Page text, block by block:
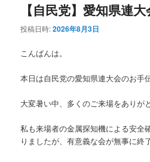
【自民党】愛知県連大
投稿日時:2026年8月3日
こんばんは。
本日は自民党の愛知県連大会のお手
大変暑い中、多くのご来場をありが
私も来場者の金属探知機による安全
りましたが、有意義な会が無事に終